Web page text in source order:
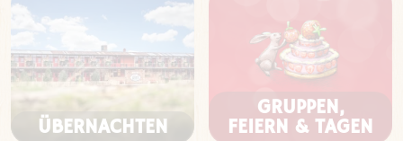
ÜBERNACHTEN
GRUPPEN,
FEIERN & TAGEN